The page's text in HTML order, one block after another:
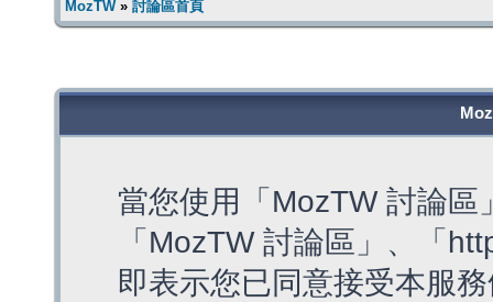
MozTW» 討論區首頁
當您使用「MozTW 討論
「MozTW 討論區」、「
即表示您已同意接受本服